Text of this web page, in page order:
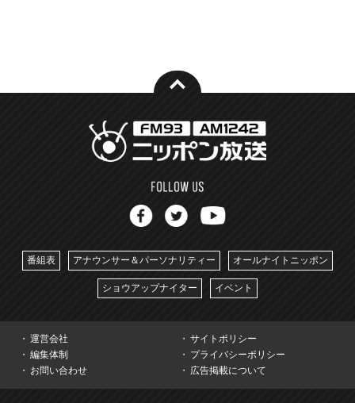
番組表 アナウンサー＆パーソナリティー オールナイトニッポン
ショウアップナイター イベント
運営会社
サイトポリシー
編集体制
プライバシーポリシー
お問い合わせ
広告掲載について